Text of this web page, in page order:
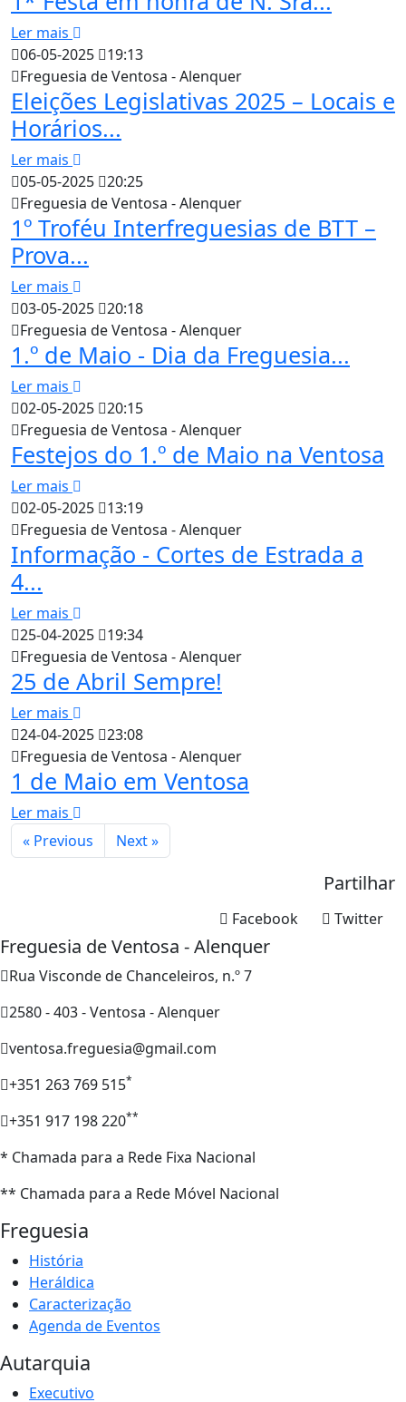
Ler mais
06-05-2025
19:13
Freguesia de Ventosa - Alenquer
Eleições Legislativas 2025 – Locais e
Horários...
Ler mais
05-05-2025
20:25
Freguesia de Ventosa - Alenquer
1º Troféu Interfreguesias de BTT –
Prova...
Ler mais
03-05-2025
20:18
Freguesia de Ventosa - Alenquer
1.º de Maio - Dia da Freguesia...
Ler mais
02-05-2025
20:15
Freguesia de Ventosa - Alenquer
Festejos do 1.º de Maio na Ventosa
Ler mais
02-05-2025
13:19
Freguesia de Ventosa - Alenquer
Informação - Cortes de Estrada a
4...
Ler mais
25-04-2025
19:34
Freguesia de Ventosa - Alenquer
25 de Abril Sempre!
Ler mais
24-04-2025
23:08
Freguesia de Ventosa - Alenquer
1 de Maio em Ventosa
Ler mais
« Previous
Next »
Partilhar
Twitter
Facebook
Freguesia de Ventosa - Alenquer
Rua Visconde de Chanceleiros, n.º 7
2580 - 403 - Ventosa - Alenquer
ventosa.freguesia@gmail.com
+351 263 769 515*
+351 917 198 220**
* Chamada para a Rede Fixa Nacional
** Chamada para a Rede Móvel Nacional
Freguesia
História
Heráldica
Caracterização
Agenda de Eventos
Autarquia
Executivo